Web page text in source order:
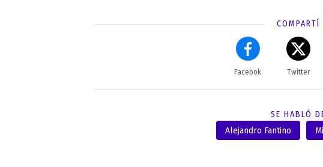
COMPARTÍ
Facebok Twitter
SE HABLÓ
Alejandro Fantino